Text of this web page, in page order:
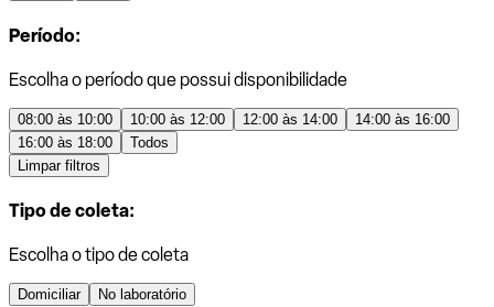
Período:
Escolha o período que possui disponibilidade
08:00 às 10:00 10:00 às 12:00 12:00 às 14:00
14:00 às 16:00
16:00 às 18:00
Todos
Limpar filtros
Tipo de coleta:
Escolha o tipo de coleta
Domiciliar No laboratório